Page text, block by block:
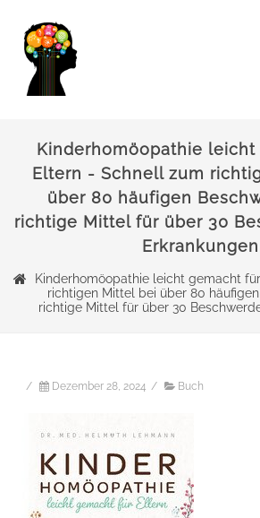
Kinderhomöopathie
Eltern - Schnell zum
über 80 häufigen
richtige Mittel für über 30
Erkrankungen
Kinderhomöopathie leicht gemacht
richtigen Mittel bei über 80
richtige Mittel für über 30
/ Dezember 28, 2024 / Buch